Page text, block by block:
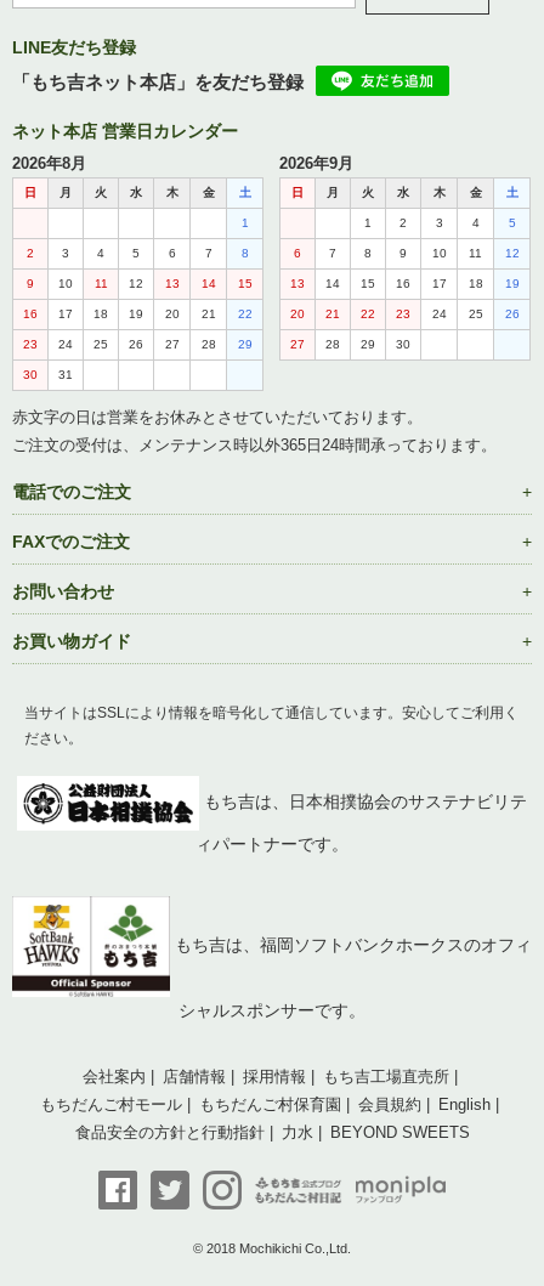
LINE友だち登録
「もち吉ネット本店」を友だち登録
ネット本店 営業日カレンダー
2026年8月
日 月 火 水 木 金 土
1
2 3 4 5 6 7 8
9 10 11 12 13 14 15
16 17 18 19 20 21 22
23 24 25 26 27 28 29
30 31
2026年9月
日 月 火 水 木 金 土
1 2 3 4 5
6 7 8 9 10 11 12
13 14 15 16 17 18 19
20 21 22 23 24 25 26
27 28 29 30
赤文字の日は営業をお休みとさせていただいております。
ご注文の受付は、メンテナンス時以外365日24時間承っております。
電話でのご注文
FAXでのご注文
お問い合わせ
お買い物ガイド
当サイトはSSLにより情報を暗号化して通信しています。安心してご利用く
ださい。
もち吉は、日本相撲協会のサステナビリテ
ィパートナーです。
もち吉は、福岡ソフトバンクホークスのオフィ
シャルスポンサーです。
会社案内 店舗情報 採用情報
もち吉工場直売所
もちだんご村モール
もちだんご村保育園 会員規約
English
食品安全の方針と行動指針
力水 BEYOND SWEETS
© 2018 Mochikichi Co.,Ltd.